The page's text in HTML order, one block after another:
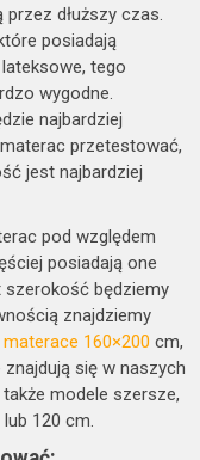
dłuższy czas.
posiadają
tego
wygodne.
najbardziej
przetestować,
jest najbardziej
pod względem
posiadają one
szerokość będziemy
znajdziemy
materace 160×200 cm,
znajdują się w naszych
modele szersze,
120 cm.